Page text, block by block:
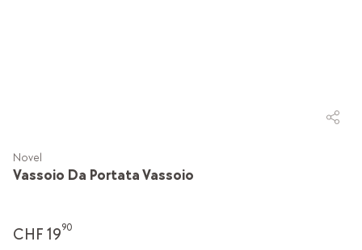
Vassoio Da Portata Vassoio
Novel
CHF 1990